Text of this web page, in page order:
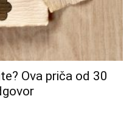
Ova priča od 30